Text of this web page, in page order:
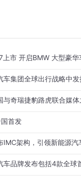
市 开启BMW 大型豪华
首发
IMC架构，引领新能源